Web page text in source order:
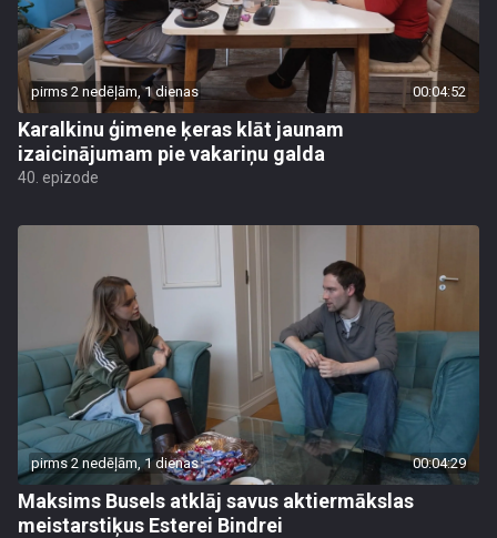
pirms 2 nedēļām, 1 dienas 00:04:52
Karalkinu ģimene ķeras klāt jaunam
izaicinājumam pie vakariņu galda
40. epizode
pirms 2 nedēļām, 1 dienas 00:04:29
Maksims Busels atklāj savus aktiermākslas
meistarstiķus Esterei Bindrei